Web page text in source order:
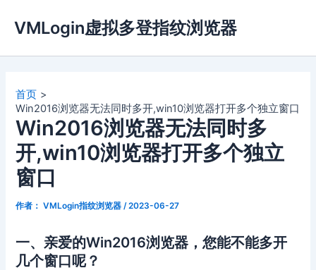
容
VMLogin虚拟多登指纹浏览器
首页
Win2016浏览器无法同时多开,win10浏览器打开多个独立窗口
Win2016浏览器无法同时多
开,win10浏览器打开多个独立
窗口
作者： VMLogin指纹浏览器 /2023-06-27
一、亲爱的Win2016浏览器，您能不能多开
几个窗口呢？